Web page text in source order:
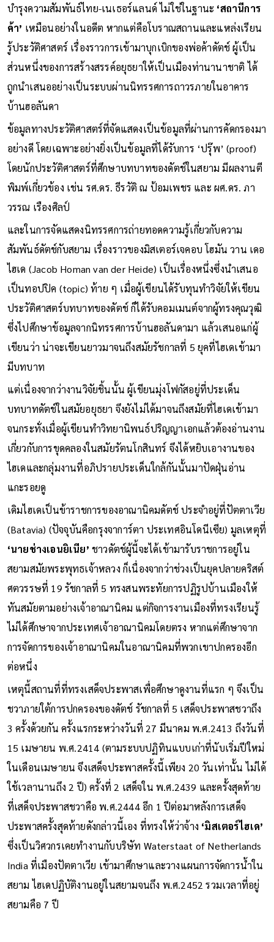
บำรุงความสัมพันธ์ไทย-เนเธอร์แลนด์ ไม่ใช่ในฐานะ ‘สถานีการ
ค้า’ เหมือนอย่างในอดีต หากแต่คือโบราณสถานและแหล่งเรียน
รู้ประวัติศาสตร์ เรื่องราวการเข้ามาบุกเบิกของพ่อค้าดัตช์ ผู้เป็น
ส่วนหนึ่งของการสร้างสรรค์อยุธยาให้เป็นเมืองท่านานาชาติ ได้
ถูกนำเสนออย่างเป็นระบบผ่านนิทรรศการถาวรภายในอาคาร
บ้านฮอลันดา
ข้อมูลทางประวัติศาสตร์ที่จัดแสดงเป็นข้อมูลที่ผ่านการคัดกรองมา
อย่างดี โดยเฉพาะอย่างยิ่งเป็นข้อมูลที่ได้รับการ ‘ปรุ๊พ’ (proof)
โดยนักประวัติศาสตร์ที่ศึกษาบทบาทของดัตช์ในสยาม มีผลงานตี
พิมพ์เกี่ยวข้อง เช่น รศ.ดร. ธีรวัติ ณ ป้อมเพชร และ ผศ.ดร. ภา
วรรณ เรืองศิลป์
และในการจัดแสดงนิทรรศการถ่ายทอดความรู้เกี่ยวกับความ
สัมพันธ์ดัตช์กับสยาม เรื่องราวของมิสเตอร์เจคอบ โฮมัน วาน เดอ
ไฮเด (Jacob Homan van der Heide) เป็นเรื่องหนึ่งซึ่งนำเสนอ
เป็นทอปปิค (topic) ท้าย ๆ เมื่อผู้เขียนได้รับทุนทำวิจัยให้เขียน
ประวัติศาสตร์บทบาทของดัตช์ ก็ได้รับคอมเมนต์จากผู้ทรงคุณวุฒิ
ซึ่งไปศึกษาข้อมูลจากนิทรรศการบ้านฮอลันดามา แล้วเสนอแก่ผู้
เขียนว่า น่าจะเขียนยาวมาจนถึงสมัยรัชกาลที่ 5 ยุคที่ไฮเดเข้ามา
มีบทบาท
แต่เนื่องจากว่างานวิจัยชิ้นนั้น ผู้เขียนมุ่งโฟกัสอยู่ที่ประเด็น
บทบาทดัตช์ในสมัยอยุธยา จึงยังไม่ได้มาจนถึงสมัยที่ไฮเดเข้ามา
จนกระทั่งเมื่อผู้เขียนทำวิทยานิพนธ์ปริญญาเอกแล้วต้องอ่านงาน
เกี่ยวกับการขุดคลองในสมัยรัตนโกสินทร์ จึงได้หยิบเอางานของ
ไฮเดและกลุ่มงานที่อภิปรายประเด็นใกล้กันนั้นมาปัดฝุ่นอ่าน
แกะรอยดู
เดิมไฮเดเป็นข้าราชการของอาณานิคมดัตช์ ประจำอยู่ที่ปัตตาเวีย
(Batavia) (ปัจจุบันคือกรุงจาการ์ตา ประเทศอินโดนีเซีย) มูลเหตุที่
‘นายช่างเอนยิเนีย’ ชาวดัตช์ผู้นี้จะได้เข้ามารับราชการอยู่ใน
สยามสมัยพระพุทธเจ้าหลวง ก็เนื่องจากว่าช่วงเป็นยุคปลายคริสต์
ศตวรรษที่ 19 รัชกาลที่ 5 ทรงสนพระทัยการปฏิรูปบ้านเมืองให้
ทันสมัยตามอย่างเจ้าอาณานิคม แต่กิจการงานเมืองที่ทรงเรียนรู้
ไม่ได้ศึกษาจากประเทศเจ้าอาณานิคมโดยตรง หากแต่ศึกษาจาก
การจัดการของเจ้าอาณานิคมในอาณานิคมที่พวกเขาปกครองอีก
ต่อหนึ่ง
เหตุนี้สถานที่ที่ทรงเสด็จประพาสเพื่อศึกษาดูงานที่แรก ๆ จึงเป็น
ชวาภายใต้การปกครองของดัตช์ รัชกาลที่ 5 เสด็จประพาสชวาถึง
3 ครั้งด้วยกัน ครั้งแรกระหว่างวันที่ 27 มีนาคม พ.ศ.2413 ถึงวันที่
15 เมษายน พ.ศ.2414 (ตามระบบปฏิทินแบบเก่าที่นับเริ่มปีใหม่
ในเดือนเมษายน จึงเสด็จประพาสครั้งนี้เพียง 20 วันเท่านั้น ไม่ได้
ใช้เวลานานถึง 2 ปี) ครั้งที่ 2 เสด็จใน พ.ศ.2439 และครั้งสุดท้าย
ที่เสด็จประพาสชวาคือ พ.ศ.2444 อีก 1 ปีต่อมาหลังการเสด็จ
ประพาสครั้งสุดท้ายดังกล่าวนี้เอง ที่ทรงให้ว่าจ้าง ‘มิสเตอร์ไฮเด’
ซึ่งเป็นวิศวกรเคยทำงานกับบริษัท Waterstaat of Netherlands
India ที่เมืองปัตตาเวีย เข้ามาศึกษาและวางแผนการจัดการน้ำใน
สยาม ไฮเดปฏิบัติงานอยู่ในสยามจนถึง พ.ศ.2452 รวมเวลาที่อยู่
สยามคือ 7 ปี